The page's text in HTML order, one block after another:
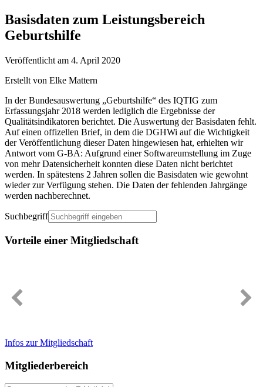
Basisdaten zum Leistungsbereich
Geburtshilfe
Veröffentlicht am 4. April 2020
Erstellt von Elke Mattern
In der Bundesauswertung „Geburtshilfe“ des IQTIG zum
Erfassungsjahr 2018 werden lediglich die Ergebnisse der
Qualitätsindikatoren berichtet. Die Auswertung der Basisdaten fehlt.
Auf einen offizellen Brief, in dem die DGHWi auf die Wichtigkeit
der Veröffentlichung dieser Daten hingewiesen hat, erhielten wir
Antwort vom G-BA: Aufgrund einer Softwareumstellung im Zuge
von mehr Datensicherheit konnten diese Daten nicht berichtet
werden. In spätestens 2 Jahren sollen die Basisdaten wie gewohnt
wieder zur Verfügung stehen. Die Daten der fehlenden Jahrgänge
werden nachberechnet.
Suchbegriff
Vorteile einer Mitgliedschaft
Infos zur Mitgliedschaft
Mitgliederbereich